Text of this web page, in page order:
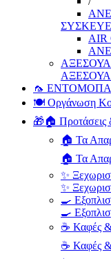
AIR
🦟
🍽️ Οργάνωση
🎁🏠 Προτάσεις
🏠 Τα
🏠 Τα
✨
✨
🍳
🍳
☕ Καφές
☕ Καφές